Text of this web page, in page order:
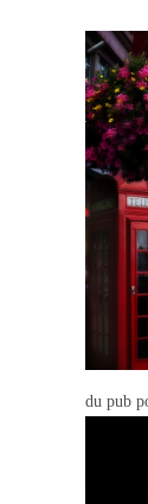
du pub